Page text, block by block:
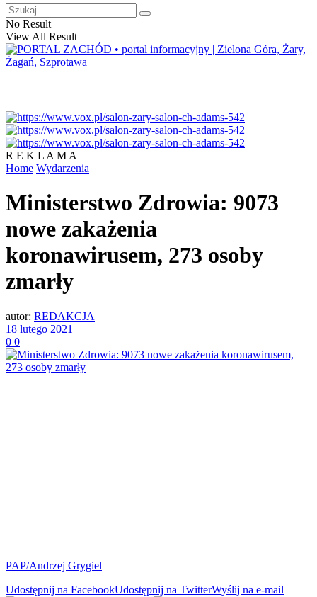
No Result
View All Result
R E K L A M A
Home Wydarzenia
Ministerstwo Zdrowia: 9073
nowe zakażenia
koronawirusem, 273 osoby
zmarły
autor: REDAKCJA
18 lutego 2021
0 0
PAP/Andrzej Grygiel
Udostępnij na FacebookUdostępnij na TwitterWyślij na e-mail